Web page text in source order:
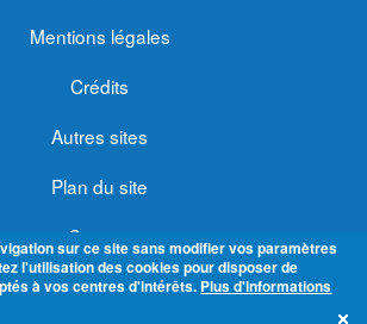
Mentions légales
Crédits
Autres sites
Plan du site
Contact
Se connecter
sur ce site sans modifier vos paramètres
l'utilisation des cookies pour disposer de
à vos centres d'intérêts. Plus d'informations